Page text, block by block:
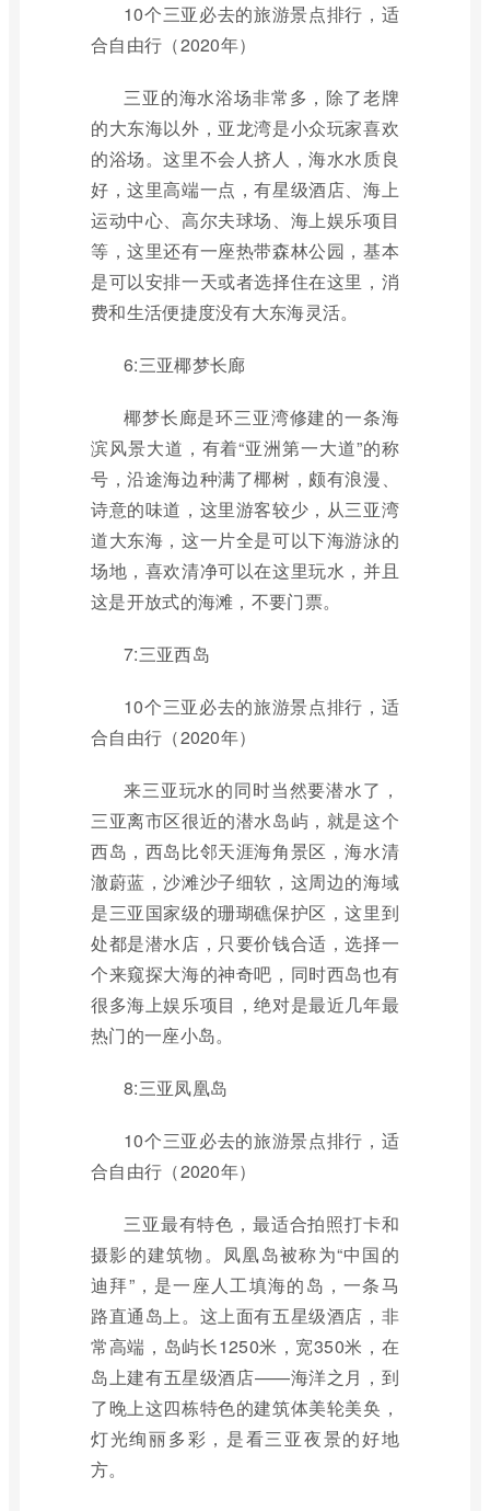
10个三亚必去的旅游景点排行，适
合自由行（2020年）
三亚的海水浴场非常多，除了老牌
的大东海以外，亚龙湾是小众玩家喜欢
的浴场。这里不会人挤人，海水水质良
好，这里高端一点，有星级酒店、海上
运动中心、高尔夫球场、海上娱乐项目
等，这里还有一座热带森林公园，基本
是可以安排一天或者选择住在这里，消
费和生活便捷度没有大东海灵活。
6:三亚椰梦长廊
椰梦长廊是环三亚湾修建的一条海
滨风景大道，有着“亚洲第一大道”的称
号，沿途海边种满了椰树，颇有浪漫、
诗意的味道，这里游客较少，从三亚湾
道大东海，这一片全是可以下海游泳的
场地，喜欢清净可以在这里玩水，并且
这是开放式的海滩，不要门票。
7:三亚西岛
10个三亚必去的旅游景点排行，适
合自由行（2020年）
来三亚玩水的同时当然要潜水了，
三亚离市区很近的潜水岛屿，就是这个
西岛，西岛比邻天涯海角景区，海水清
澈蔚蓝，沙滩沙子细软，这周边的海域
是三亚国家级的珊瑚礁保护区，这里到
处都是潜水店，只要价钱合适，选择一
个来窥探大海的神奇吧，同时西岛也有
很多海上娱乐项目，绝对是最近几年最
热门的一座小岛。
8:三亚凤凰岛
10个三亚必去的旅游景点排行，适
合自由行（2020年）
三亚最有特色，最适合拍照打卡和
摄影的建筑物。凤凰岛被称为“中国的
迪拜”，是一座人工填海的岛，一条马
路直通岛上。这上面有五星级酒店，非
常高端，岛屿长1250米，宽350米，在
岛上建有五星级酒店——海洋之月，到
了晚上这四栋特色的建筑体美轮美奂，
灯光绚丽多彩，是看三亚夜景的好地
方。